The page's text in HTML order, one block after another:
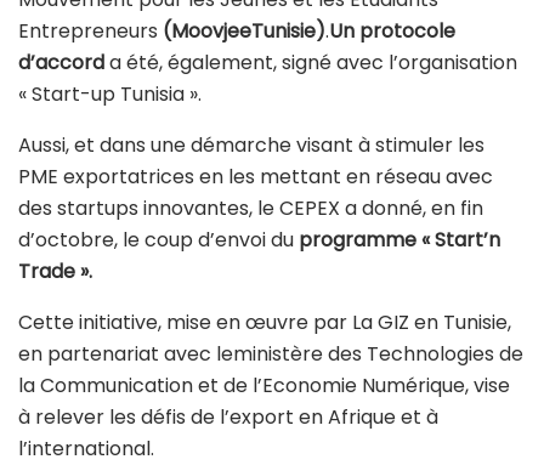
Entrepreneurs (MoovjeeTunisie).Un protocole
d’accorda été, également, signé avec l’organisation
« Start-up Tunisia ».
Aussi, et dans une démarche visant à stimuler les
PME exportatrices en les mettant en réseau avec
des startups innovantes, le CEPEX a donné, en fin
d’octobre, le coup d’envoi du programme « Start’n
Trade ».
Cette initiative, mise en œuvre par La GIZ en Tunisie,
en partenariat avec leministère des Technologies de
la Communication et de l’Economie Numérique, vise
à relever les défis de l’export en Afrique et à
l’international.